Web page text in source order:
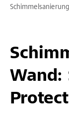
Wand: